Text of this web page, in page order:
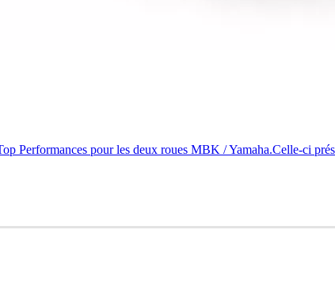
Performances pour les deux roues MBK / Yamaha.Celle-ci